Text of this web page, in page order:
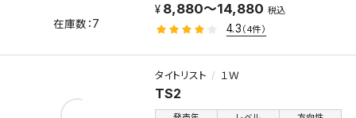
7
8,880～14,880 税込
4.3 （4件）
タイトリスト １Ｗ
TS2